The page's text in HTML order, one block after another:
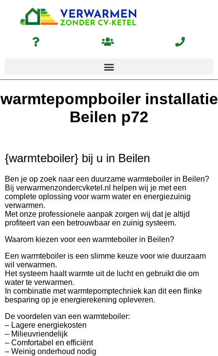
warmtepompboiler installatie
Beilen p72
{warmteboiler} bij u in Beilen
Ben je op zoek naar een duurzame warmteboiler in Beilen?
Bij verwarmenzondercvketel.nl helpen wij je met een
complete oplossing voor warm water en energiezuinig
verwarmen.
Met onze professionele aanpak zorgen wij dat je altijd
profiteert van een betrouwbaar en zuinig systeem.
Waarom kiezen voor een warmteboiler in Beilen?
Een warmteboiler is een slimme keuze voor wie duurzaam
wil verwarmen.
Het systeem haalt warmte uit de lucht en gebruikt die om
water te verwarmen.
In combinatie met warmtepomptechniek kan dit een flinke
besparing op je energierekening opleveren.
De voordelen van een warmteboiler:
– Lagere energiekosten
– Milieuvriendelijk
– Comfortabel en efficiënt
– Weinig onderhoud nodig